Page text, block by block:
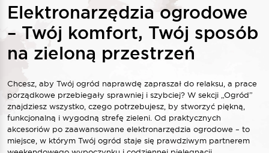
Elektronarzędzia ogrodowe
– Twój komfort, Twój sposób
na zieloną przestrzeń
Chcesz, aby Twój ogród naprawdę zapraszał do relaksu, a prace
porządkowe przebiegały sprawniej i szybciej? W sekcji „Ogród”
znajdziesz wszystko, czego potrzebujesz, by stworzyć piękną,
funkcjonalną i wygodną strefę zieleni. Od praktycznych
akcesoriów po zaawansowane elektronarzędzia ogrodowe – to
miejsce, w którym Twój ogród staje się prawdziwym partnerem